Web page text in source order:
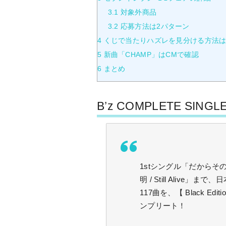
3.1 対象外商品
3.2 応募方法は2パターン
4 くじで当たりハズレを見分ける方法
5 新曲「CHAMP」はCMで確認
6 まとめ
B’z COMPLETE
1stシングル「だからそ
明 / Still Alive」まで、
117曲を、【 Black
ンプリート！